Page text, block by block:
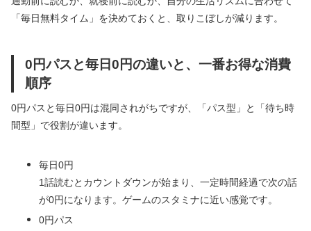
「毎日無料タイム」を決めておくと、取りこぼしが減ります。
0円パスと毎日0円の違いと、一番お得な消費
順序
0円パスと毎日0円は混同されがちですが、「パス型」と「待ち時
間型」で役割が違います。
毎日0円
1話読むとカウントダウンが始まり、一定時間経過で次の話
が0円になります。ゲームのスタミナに近い感覚です。
0円パス